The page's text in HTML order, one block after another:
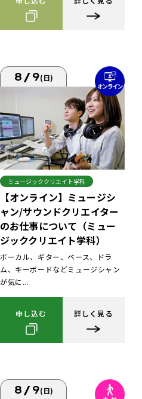
8/9(日)
ミュージッククリエイト学科
【オンライン】ミュージシ
ャン/サウンドクリエイター
のお仕事について（ミュー
ジッククリエイト学科）
ボーカル、ギター、ベース、ドラ
ム、キーボードなどミュージシャン
が気に...
申し込む 詳しく見る
8/9(日)